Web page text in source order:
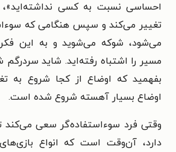
احساسی نسبت به کسی
تغییر می‌کند و سپس هنگامی که
می‌شود، شوکه می‌شوید و به این
مسیر را اشتباه رفته‌اید. شاید سردرگم
بفهمید که اوضاع از کجا شروع به
اوضاع بسیار آهسته شروع شده است.
وقتی فرد سوءاستفاده‌گر سعی می‌کند
دارد، آن‌وقت است که انواع